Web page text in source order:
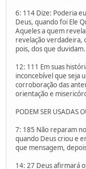
6: 114 Dize: Poderia
Deus, quando foi Ele
Aqueles a quem
revelação verdadeira,
pois, dos que duvidam.
12: 111 Em suas
inconcebível que seja
corroboração das
orientação e
PODEM SER USADAS
7: 185 Não reparam
quando Deus criou e
que mensagem,
14: 27 Deus afirmará